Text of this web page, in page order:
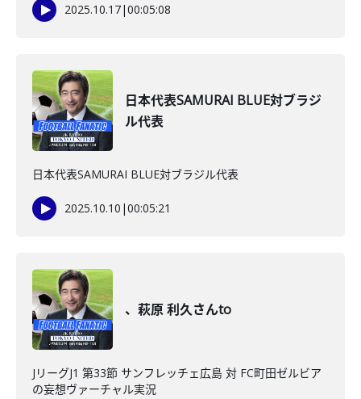
2025.10.17|00:05:08
日本代表SAMURAI BLUE対ブラジ
ル代表
日本代表SAMURAI BLUE対ブラジル代表
2025.10.10 |00:05:21
、萩原 利久さんto
JリーグJ1 第33節 サンフレッチェ広島 対 FC町田ゼルビア
の妄想ヴァーチャル実況